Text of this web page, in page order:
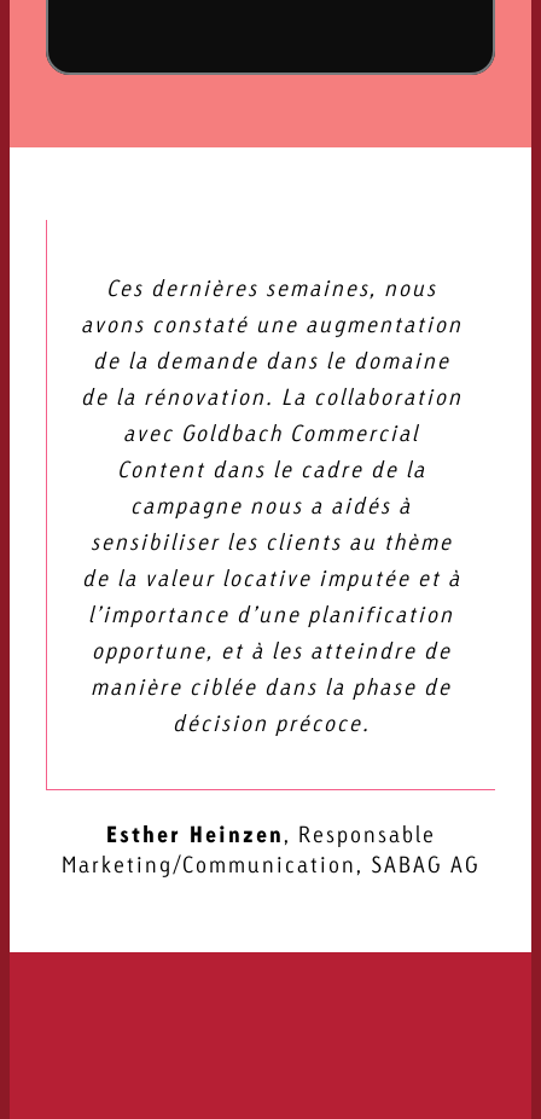
Ces dernières semaines, nous
avons constaté une augmentation
de la demande dans le domaine
de la rénovation. La collaboration
avec Goldbach Commercial
Content dans le cadre de la
campagne nous a aidés à
sensibiliser les clients au thème
de la valeur locative imputée et à
l’importance d’une planification
opportune, et à les atteindre de
manière ciblée dans la phase de
décision précoce.
Esther Heinzen, Responsable
Marketing/Communication, SABAG AG